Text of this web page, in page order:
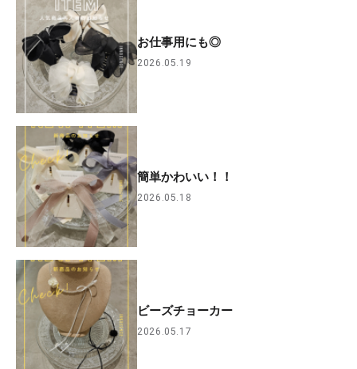
お仕事用にも◎
2026.05.19
簡単かわいい！！
2026.05.18
ビーズチョーカー
2026.05.17